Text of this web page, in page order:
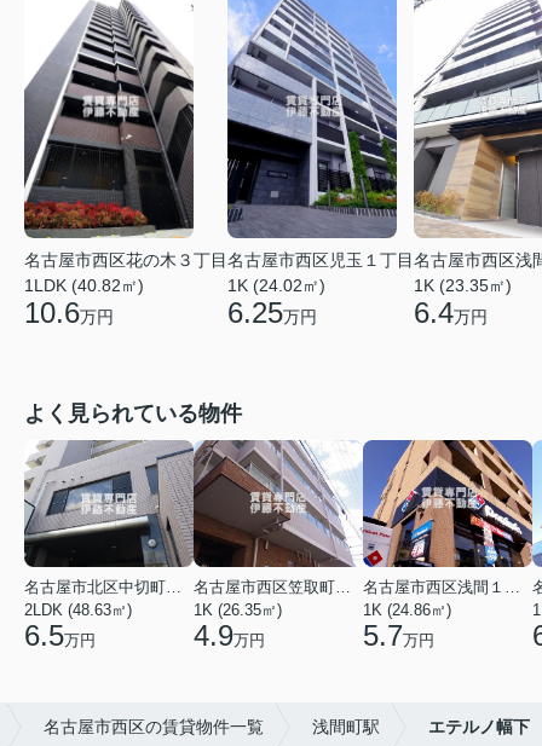
名古屋市西区花の木３丁目
1LDK (40.82㎡)
10.6万円
名古屋市西区児玉１丁目
1K (24.02㎡)
6.25万円
名古屋市西区浅
1K (23.35㎡)
6.4万円
よく見られている物件
2LDK (48.63㎡)
6.5万円
1K (26.35㎡)
4.9万円
1K (24.86㎡)
5.7万円
名古屋市西区の賃貸物件一覧 浅間町駅 エテルノ幅下